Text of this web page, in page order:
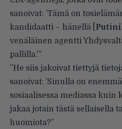
sanoivat: ’Tämä on
kandidaatti – hänellä [
venäläinen agentti
pallilla.'”
”He siis jakoivat tiettyjä
sanoivat: ’Sinulla on
sosiaalisessa mediassa kuin
jakaa jotain tästä sellaisella
huomiota?”